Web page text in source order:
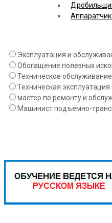
Эксплуатация и
Обогащение полезных
Техническое
Техническая
мастер по ремонту и
Машинист подъемно-